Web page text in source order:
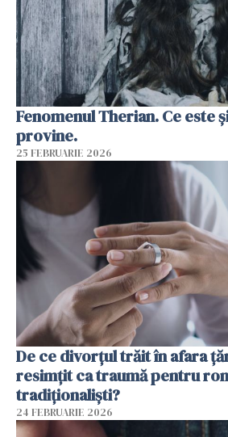
Fenomenul Therian. Ce este
provine.
25 FEBRUARIE 2026
De ce divorțul trăit în afara
resimțit ca traumă pentru
tradiționaliști?
24 FEBRUARIE 2026